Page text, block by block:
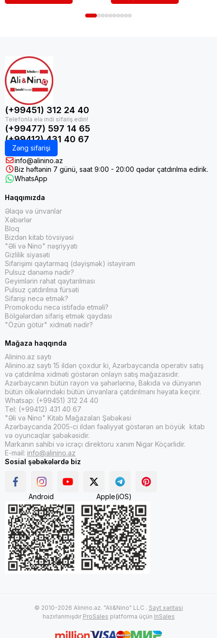
(+99451) 312 24 40
(+99477) 597 14 65
(+99412) 431 40 67
Zəng sifarişi
info@alinino.az
Biz həftənin 7 günü, saat 9:00 - 20:00 qədər çatdırılma edirik.
WhatsApp
Haqqımızda
Əlaqə və ünvanlar
Xəbərlər
Bloq
Bizdən kitab tövsiyəsi
"Əli və Nino" nəşriyyatı
Gizlilik siyasəti
Sifarişimi qaytarmaq (dəyişmək) istəyirəm
Pulsuz dənəmə nədir?
Geyimlərin rahat qaytarılması
Pulsuz çatdırılma fürsəti
Sifarişi necə etmək?
Promokodu necə istifadə etməli?
Bölgələrdən sifariş etmək qaydası
"Özün götür" xidməti nədir?
Mağaza haqqında
Alinino.az saytı
Alinino.az saytı 15 ildən çoxdur ki, Azərbaycanda operativ satış
və çatdırılma xidməti göstərən onlayn satış mağazasıdır.
Azərbaycanın bütün rayon və şəhərlərinə, Bakıda və dünyanın
bütün ölkələrindəki bütün ünvanlara çatdırılmanı həyata keçirir.
Whatsap: (+99451) 312 24 40
Tel: (+99412) 431 40 67
"Əli və Nino" Kitab Mağazaları Şəbəkəsi
Azərbaycanda 2005-ci ildən fəaliyyət göstərən ən böyük kitab
və oyuncaqlar şəbəkəsidir.
Markanın sahibi və icraçı direktoru xanım Nigar Köçərlidir.
E-mail: info@alinino.az
Sosial şəbəkələrdə biz
Android Apple(iOS)
© 2010-2026 Alinino.az. "Ali&Nino" LLC . Sayt xəritəsi
hazırlanmışdır ProSales platforma üçün InSales